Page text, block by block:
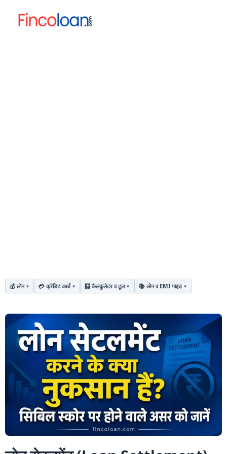
💰 लोन 💳 क्रेडिट कार्ड 🧮 कैलकुलेटर व टूल 📚 लोन व EMI गाइड